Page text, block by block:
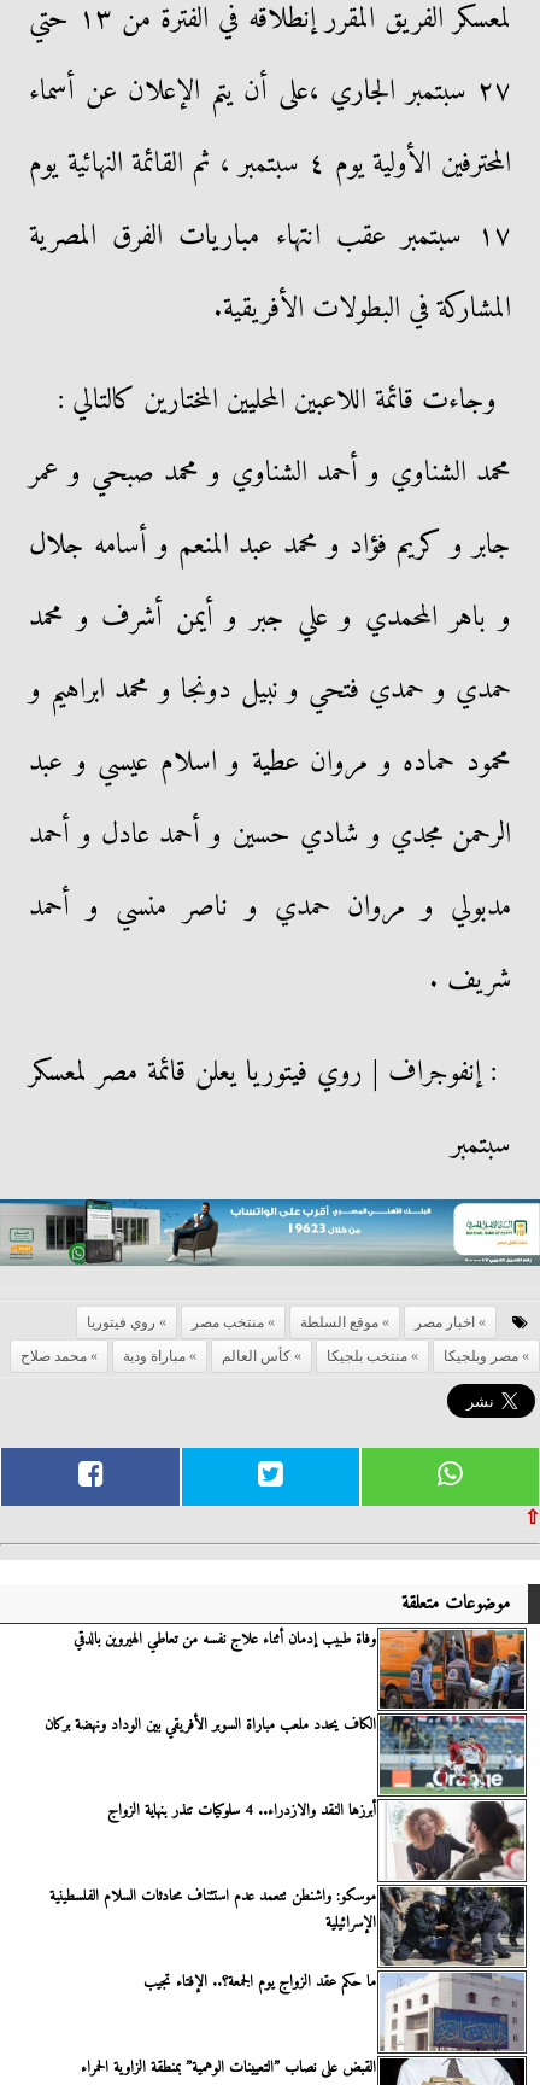
لمعسكر الفريق المقرر إنطلاقه في الفترة من ١٣ حتي
٢٧ سبتمبر الجاري ،على أن يتم الإعلان عن أسماء
المحترفين الأولية يوم ٤ سبتمبر ، ثم القائمة النهائية يوم
١٧ سبتمبر عقب انتهاء مباريات الفرق المصرية
المشاركة في البطولات الأفريقية.
وجاءت قائمة اللاعبين المحليين المختارين كالتالي :
محمد الشناوي و أحمد الشناوي و محمد صبحي و عمر
جابر و كريم فؤاد و محمد عبد المنعم و أسامه جلال
و باهر المحمدي و علي جبر و أيمن أشرف و محمد
حمدي و حمدي فتحي و نبيل دونجا و محمد ابراهيم و
محمود حماده و مروان عطية و اسلام عيسي و عبد
الرحمن مجدي و شادي حسين و أحمد عادل و أحمد
مدبولي و مروان حمدي و ناصر منسي و أحمد
شريف .
: إنفوجراف | روي فيتوريا يعلن قائمة مصر لمعسكر
سبتمبر
اخبار مصر موقع السلطة منتخب مصر
روي فيتوريا
مصر وبلجيكا
منتخب بلجيكا كأس العالم مباراة ودية محمد صلاح
⇧
موضوعات متعلقة
وفاة طبيب إدمان أثناء علاج نفسه من تعاطي الهيروين بالدقي
الكاف يحدد ملعب مباراة السوبر الأفريقي بين الوداد ونهضة بركان
أبرزها النقد والازدراء.. 4 سلوكيات تنذر بنهاية الزواج
موسكو: واشنطن تتعمد عدم استئناف محادثات السلام الفلسطينية
الإسرائيلية
ما حكم عقد الزواج يوم الجمعة؟.. الإفتاء تجيب
القبض على نصاب ”التعيينات الوهمية” بمنطقة الزاوية الحمراء